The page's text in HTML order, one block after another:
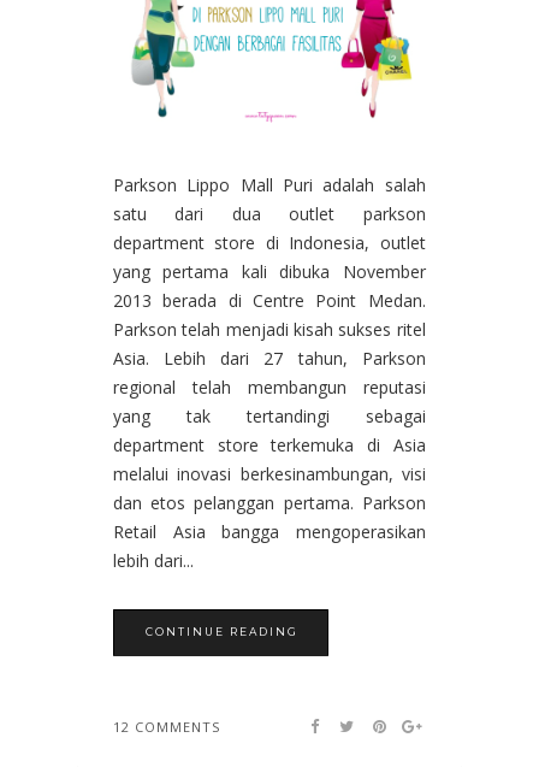
Parkson Lippo Mall Puri adalah salah
satu dari dua outlet parkson
department store di Indonesia, outlet
yang pertama kali dibuka November
2013 berada di Centre Point Medan.
Parkson telah menjadi kisah sukses ritel
Asia. Lebih dari 27 tahun, Parkson
regional telah membangun reputasi
yang tak tertandingi sebagai
department store terkemuka di Asia
melalui inovasi berkesinambungan, visi
dan etos pelanggan pertama. Parkson
Retail Asia bangga mengoperasikan
lebih dari...
CONTINUE READING
12 COMMENTS